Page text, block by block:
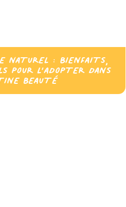
NATUREL : BIENFAITS,
POUR L’ADOPTER DANS
BEAUTÉ